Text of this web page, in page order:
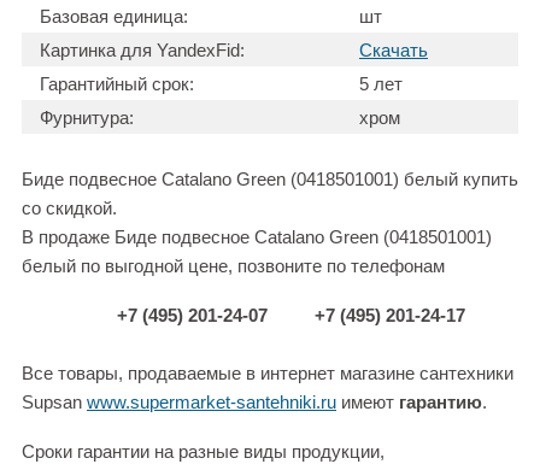
Базовая единица:
шт
Картинка для YandexFid:
Скачать
Гарантийный срок:
5 лет
Фурнитура:
хром
Биде подвесное Catalano Green (0418501001) белый купить
со скидкой.
В продаже Биде подвесное Catalano Green (0418501001)
белый по выгодной цене, позвоните по телефонам
+7 (495) 201-24-07 +7 (495) 201-24-17
Все товары, продаваемые в интернет магазине сантехники
Supsan www.supermarket-santehniki.ru имеют гарантию.
Сроки гарантии на разные виды продукции,